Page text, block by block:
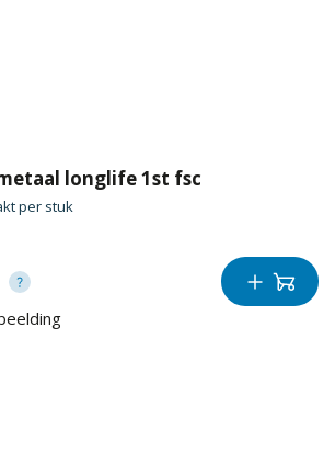
longlife 1st fsc
per stuk